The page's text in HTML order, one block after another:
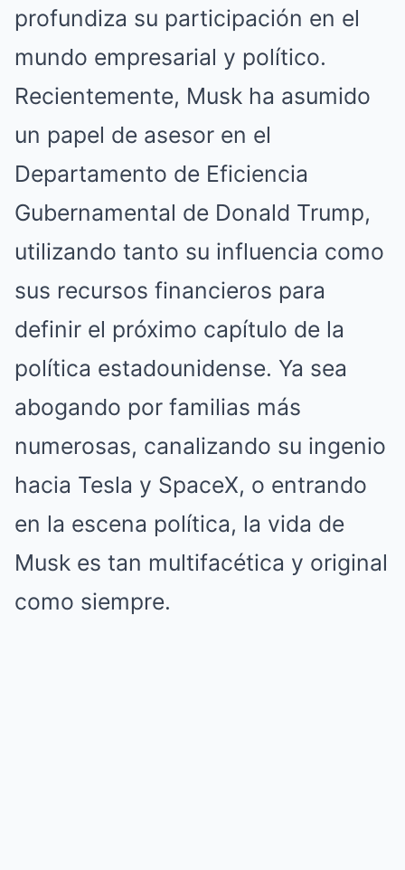
profundiza su participación en el
mundo empresarial y político.
Recientemente, Musk ha asumido
un papel de asesor en el
Departamento de Eficiencia
Gubernamental de Donald Trump,
utilizando tanto su influencia como
sus recursos financieros para
definir el próximo capítulo de la
política estadounidense. Ya sea
abogando por familias más
numerosas, canalizando su ingenio
hacia Tesla y SpaceX, o entrando
en la escena política, la vida de
Musk es tan multifacética y original
como siempre.